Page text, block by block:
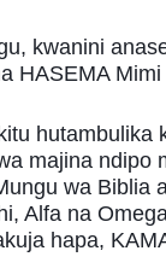
kwanini
HASEMA
hutambulika
majina ndipo
wa Biblia
Alfa na
hapa,